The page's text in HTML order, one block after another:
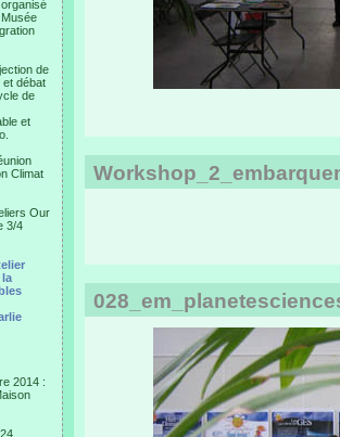
de
et débat
de
et
Climat
Our
3/4
la
2014 :